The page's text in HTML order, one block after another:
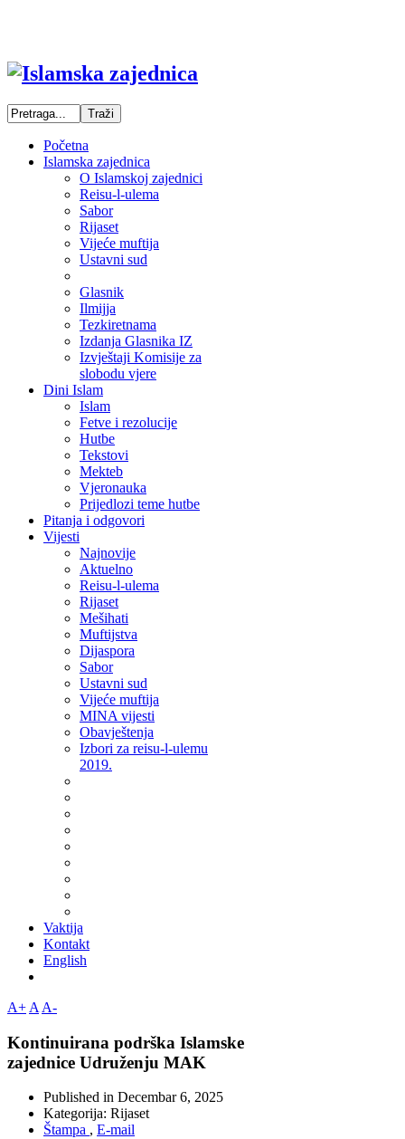
Početna
Islamska zajednica
O Islamskoj zajednici
Reisu-l-ulema
Sabor
Rijaset
Vijeće muftija
Ustavni sud
Glasnik
Ilmijja
Tezkiretnama
Izdanja Glasnika IZ
Izvještaji Komisije za
slobodu vjere
Dini Islam
Islam
Fetve i rezolucije
Hutbe
Tekstovi
Mekteb
Vjeronauka
Prijedlozi teme hutbe
Pitanja i odgovori
Vijesti
Najnovije
Aktuelno
Reisu-l-ulema
Rijaset
Mešihati
Muftijstva
Dijaspora
Sabor
Ustavni sud
Vijeće muftija
MINA vijesti
Obavještenja
Izbori za reisu-l-ulemu
2019.
Vaktija
Kontakt
English
A+ A A-
Kontinuirana podrška Islamske
zajednice Udruženju MAK
Published in Decembar 6, 2025
Kategorija: Rijaset
Štampa , E-mail